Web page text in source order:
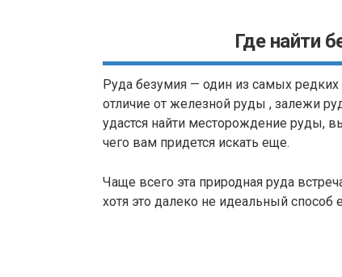
Где найти
Руда безумия — один из самых
отличие от железной руды , залежи
удастся найти месторождение руды,
чего вам придется искать еще.
Чаще всего эта природная руда
хотя это далеко не идеальный способ